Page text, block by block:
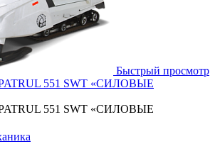
Быстрый просмотр
551 SWT «СИЛОВЫЕ
551 SWT «СИЛОВЫЕ